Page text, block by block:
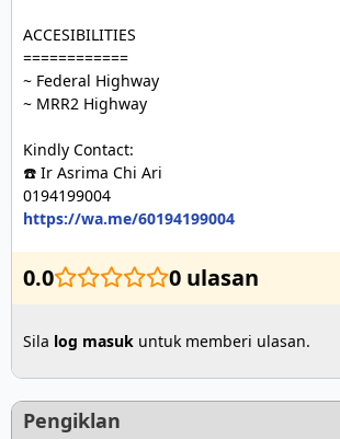
ACCESIBILITIES
============
~ Federal Highway
~ MRR2 Highway
Kindly Contact:
☎️ Ir Asrima Chi Ari
https://wa.me/60194199004
0.0 0 ulasan
Sila log masuk untuk memberi ulasan.
Pengiklan